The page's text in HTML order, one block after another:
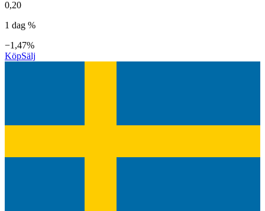
0,20
1 dag %
−1,47%
KöpSälj